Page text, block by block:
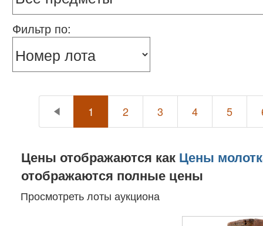
Фильтр по:
1 2 3 4 5
Цены отображаются как Цены
отображаются полные цены
Просмотреть лоты аукциона